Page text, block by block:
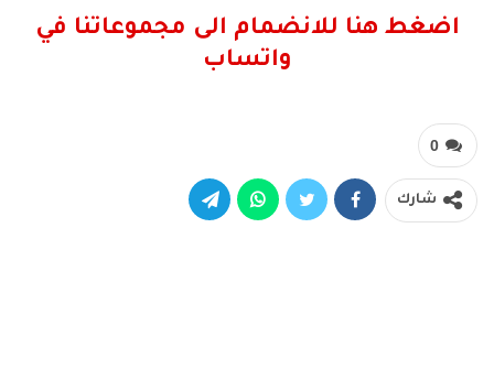
اضغط هنا للانضمام الى مجموعاتنا في
واتساب
0
شارك